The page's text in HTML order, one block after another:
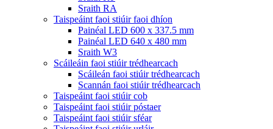
Sraith RA
Taispeáint faoi stiúir faoi dhíon
Painéal LED 600 x 337.5 mm
Painéal LED 640 x 480 mm
Sraith W3
Scáileáin faoi stiúir trédhearcach
Scáileán faoi stiúir trédhearcach
Scannán faoi stiúir trédhearcach
Taispeáint faoi stiúir cob
Taispeáint faoi stiúir póstaer
Taispeáint faoi stiúir sféar